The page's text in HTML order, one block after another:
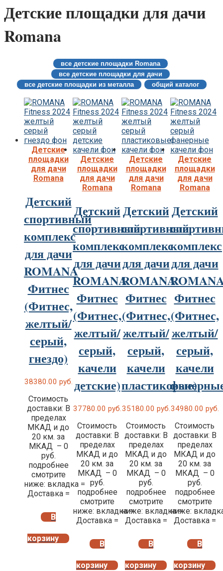
Детские площадки для дачи
Romana
все детские площадки Romana
все детские площадки для дачи
все детские площадки из металла
общий каталог
Детские
площадки
для дачи
Romana
Детский
спортивный
комплекс
для дачи
ROMANA
Фитнес
(Фитнес,
желтый/
серый,
гнездо)
38380.00 руб.
Стоимость
доставки: В
пределах
МКАД и до
20 км. за
МКАД – 0
руб.
подробнее
смотрите
ниже: вкладка =
Доставка =
В
корзину
Детские
площадки
для дачи
Romana
Детский
спортивный
комплекс
для дачи
ROMANA
Фитнес
(Фитнес,
желтый/
серый,
качели
детские)
37780.00 руб.
Стоимость
доставки: В
пределах
МКАД и до
20 км. за
МКАД – 0
руб.
подробнее
смотрите
ниже: вкладка =
Доставка =
В
корзину
Детские
площадки
для дачи
Romana
Детский
спортивный
комплекс
для дачи
ROMANA
Фитнес
(Фитнес,
желтый/
серый,
качели
пластиковые)
35180.00 руб.
Стоимость
доставки: В
пределах
МКАД и до
20 км. за
МКАД – 0
руб.
подробнее
смотрите
ниже: вкладка =
Доставка =
В
корзину
Детские
площадки
для дачи
Romana
Детский
комплекс
для дачи
Фитнес
(Фитнес,
желтый/
серый,
качели
34980.00 руб.
Стоимость
доставки: В
пределах
МКАД и до
20 км. за
МКАД – 0
руб.
подробнее
смотрите
ниже:
Доставка =
В
корзину